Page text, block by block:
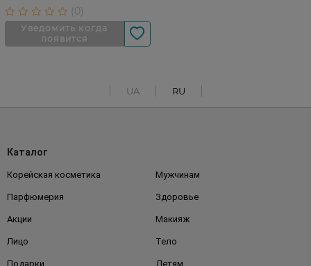
UA RU
Каталог
Корейская косметика Мужчинам
Парфюмерия Здоровье
Акции Макияж
Лицо Тело
Подарки Детям